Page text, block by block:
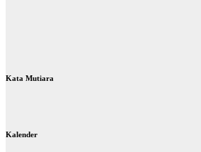
Kata Mutiara
Kalender